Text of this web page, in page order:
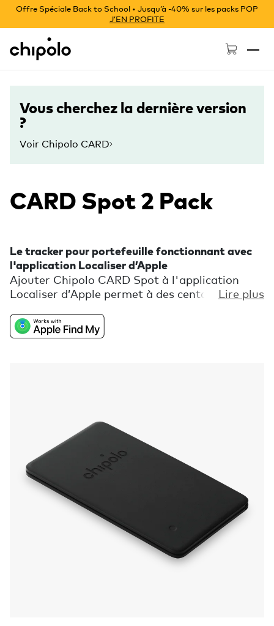
Offre Spéciale Back to School • Jusqu’à -40% sur les packs POP
J’EN PROFITE
Chipolo - Home page
Vous cherchez la dernière version
?
Voir Chipolo CARD
CARD Spot 2 Pack
Le tracker pour portefeuille fonctionnant avec
l'application Localiser d’Apple
Ajouter Chipolo CARD Spot à l'application
Localiser d’Apple permet à des centaines de
t’aider à retrouver ton portefeuille si celui-ci
est égaré. Si ton portefeuille se trouve à
Spot est si fin qu'il s'intègre parfaitement
dans n'importe quel portefeuille.
Lire plus